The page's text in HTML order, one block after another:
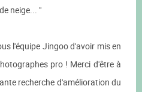
neige... "
l'équipe Jingoo d'avoir mis en
pro ! Merci d'être à
recherche d'amélioration du